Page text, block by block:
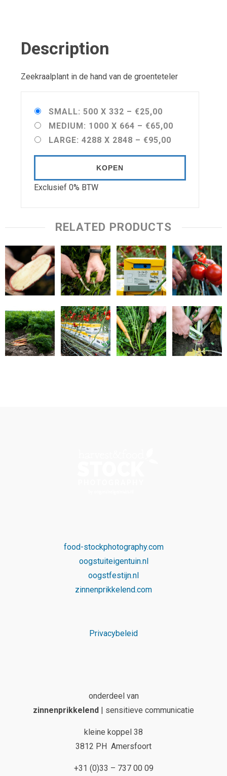
Description
Zeekraalplant in de hand van de groenteteler
SMALL: 500 X 332 – €25,00
MEDIUM: 1000 X 664 – €65,00
LARGE: 4288 X 2848 – €95,00
KOPEN
Exclusief 0% BTW
RELATED PRODUCTS
food-stockphotography.com
oogstuiteigentuin.nl
oogstfestijn.nl
zinnenprikkelend.com
Privacybeleid
onderdeel van
zinnenprikkelend
| sensitieve communicatie
kleine koppel 38
3812 PH Amersfoort
+31 (0)33 – 737 00 09